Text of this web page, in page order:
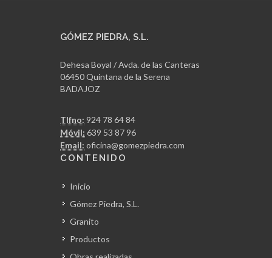
GÓMEZ PIEDRA, S.L.
Dehesa Boyal / Avda. de las Canteras
06450 Quintana de la Serena
BADAJOZ
Tlfno: 924 78 64 84
Móvil: 639 53 87 96
Email: oficina@gomezpiedra.com
CONTENIDO
Inicio
Gómez Piedra, S.L.
Granito
Productos